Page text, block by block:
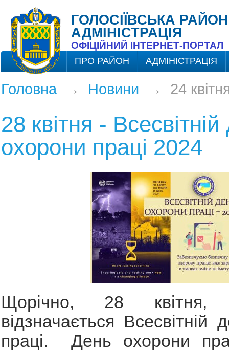
ГОЛОСІЇВСЬКА
АДМІНІСТРАЦІЯ
ОФІЦІЙНИЙ ІНТЕРНЕТ-ПОРТАЛ
ПРО РАЙОН АДМІНІСТРАЦІЯ
Головна→ Новини → 24
28 квітня -
охорони праці 2024
Щорічно, 28 квітня,
відзначається Всесвітній
праці. День охорони